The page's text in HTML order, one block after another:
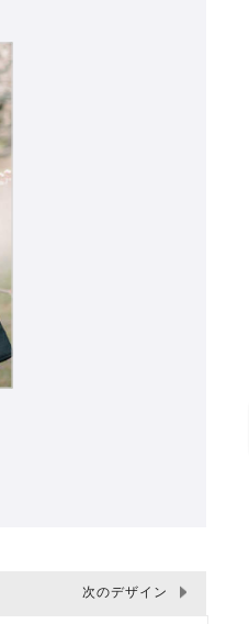
次のデザイン